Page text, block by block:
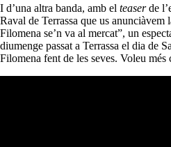
I d’una altra banda, amb el teaserde
Raval de Terrassa que us anunciàvem
Filomena se’n va al mercat”, un
diumenge passat a Terrassa el dia de
Filomena fent de les seves. Voleu més